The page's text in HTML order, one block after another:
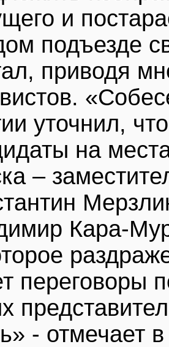
и
подъезде
приводя
уточнил,
на
–
Кара-
переговоры
- отмечает